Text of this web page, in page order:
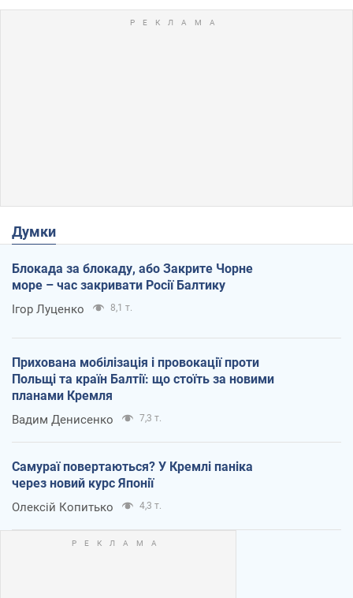
Думки
Блокада за блокаду, або Закрите Чорне
море – час закривати Росії Балтику
Ігор Луценко 8,1 т.
Прихована мобілізація і провокації проти
Польщі та країн Балтії: що стоїть за новими
планами Кремля
Вадим Денисенко 7,3 т.
Самураї повертаються? У Кремлі паніка
через новий курс Японії
Олексій Копитько 4,3 т.